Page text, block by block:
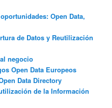
Open Data,
de Datos y Reutilización
negocio
Open Data Europeos
Data Directory
de la Información